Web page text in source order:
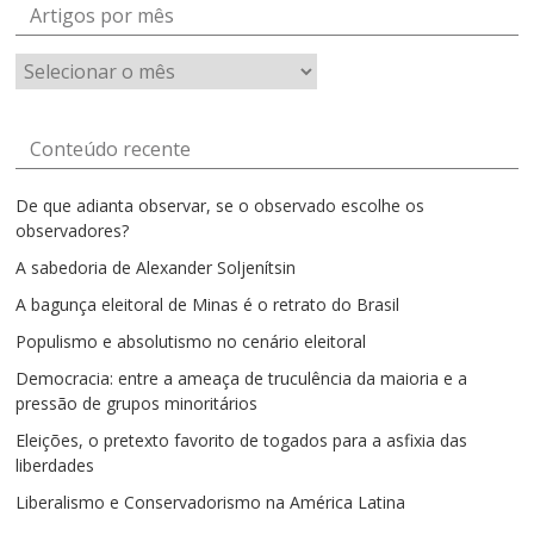
Artigos por mês
Artigos
por
Conteúdo recente
De que adianta observar, se o observado escolhe os
observadores?
A sabedoria de Alexander Soljenítsin
A bagunça eleitoral de Minas é o retrato do Brasil
Populismo e absolutismo no cenário eleitoral
Democracia: entre a ameaça de truculência da maioria e a
pressão de grupos minoritários
Eleições, o pretexto favorito de togados para a asfixia das
liberdades
Liberalismo e Conservadorismo na América Latina